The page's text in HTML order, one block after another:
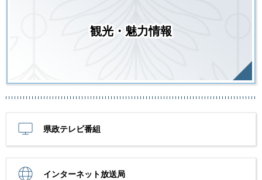
観光・魅力情報
県政テレビ番組
インターネット放送局